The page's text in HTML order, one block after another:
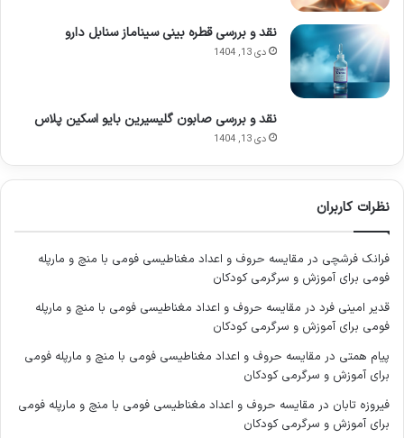
ماندگاری
تقریبی
۴ تا ۶ ساعت
پخش بوی
تقریبی
متوسط (تا شعاع ۱ تا ۲ متر)
استفاده روزمره، محیط کار، قرارهای دوستانه،
مهمانی های خودمانی
نوع بسته
بندی
همانطور که در جدول مشاهده می شود، ادوپرفیوم لئوپارد با تمرکز
بر یک رایحه زنانه، شیرین و ملایم، برای گروه وسیعی از بانوان قابل
استفاده است. غلظت ادوپرفیوم آن، نویدبخش ماندگاری قابل قبولی
است که آن را از ادوتویلت ها متمایز می کند. حجم ۵۰ میلی لیتری
نیز یک انتخاب رایج و کاربردی برای حمل و نقل و استفاده روزانه
محسوب می شود. کشور سازنده ترکیه، نیز بر اصالت و کیفیت این
محصول تأکید دارد.
نقد و بررسی قطره بینی سیناماز سنابل دارو
دی 13, 1404
نقد و بررسی صابون گلیسیرین بایو اسکین پلاس
دی 13, 1404
نظرات کاربران
فرانک فرشچی در مقایسه حروف و اعداد مغناطیسی فومی با منچ و مارپله
فومی برای آموزش و سرگرمی کودکان
قدیر امینی فرد در مقایسه حروف و اعداد مغناطیسی فومی با منچ و مارپله
فومی برای آموزش و سرگرمی کودکان
پیام همتی در مقایسه حروف و اعداد مغناطیسی فومی با منچ و مارپله فومی
برای آموزش و سرگرمی کودکان
فیروزه تابان در مقایسه حروف و اعداد مغناطیسی فومی با منچ و مارپله فومی
برای آموزش و سرگرمی کودکان